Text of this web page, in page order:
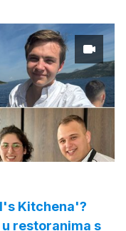
Kitchena'?
restoranima s